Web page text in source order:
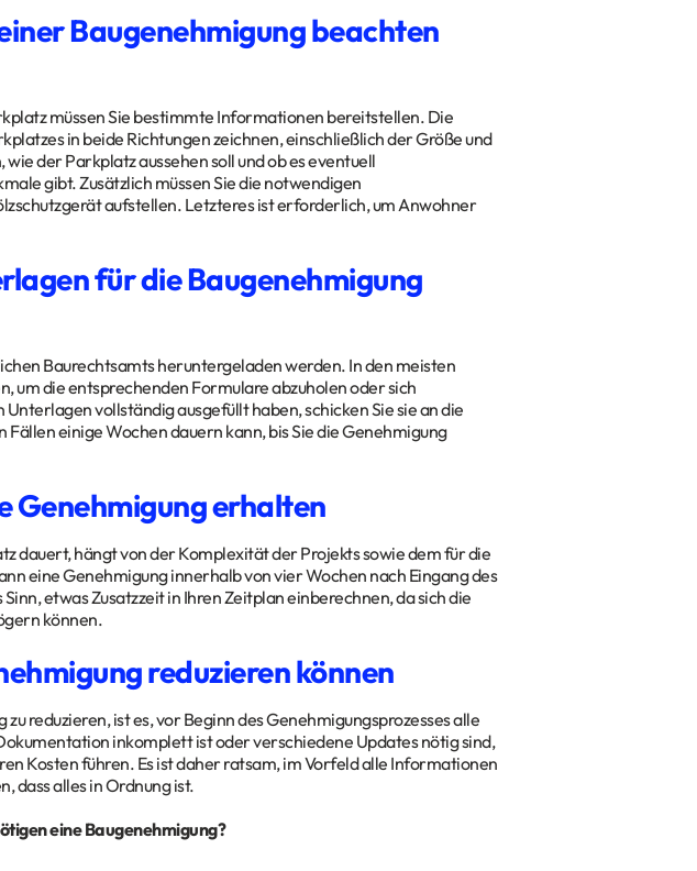
Baugenehmigung beachten
müssen Sie bestimmte Informationen bereitstellen. Die
in beide Richtungen zeichnen, einschließlich der Größe und
der Parkplatz aussehen soll und ob es eventuell
gibt. Zusätzlich müssen Sie die notwendigen
aufstellen. Letzteres ist erforderlich, um Anwohner
für die Baugenehmigung
Baurechtsamts heruntergeladen werden. In den meisten
um die entsprechenden Formulare abzuholen oder sich
vollständig ausgefüllt haben, schicken Sie sie an die
Fällen einige Wochen dauern kann, bis Sie die Genehmigung
Genehmigung erhalten
dauert, hängt von der Komplexität der Projekts sowie dem für die
eine Genehmigung innerhalb von vier Wochen nach Eingang des
etwas Zusatzzeit in Ihren Zeitplan einberechnen, da sich die
können.
reduzieren können
reduzieren, ist es, vor Beginn des Genehmigungsprozesses alle
inkomplett ist oder verschiedene Updates nötig sind,
Kosten führen. Es ist daher ratsam, im Vorfeld alle Informationen
dass alles in Ordnung ist.
eine Baugenehmigung?